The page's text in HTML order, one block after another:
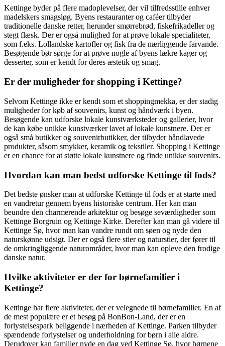
Kettinge byder på flere madoplevelser, der vil tilfredsstille enhver
madelskers smagsløg. Byens restauranter og caféer tilbyder
traditionelle danske retter, herunder smørrebrød, fiskefrikadeller og
stegt flæsk. Der er også mulighed for at prøve lokale specialiteter,
som f.eks. Lollandske kartofler og fisk fra de nærliggende farvande.
Besøgende bør sørge for at prøve nogle af byens lækre kager og
desserter, som er kendt for deres æstetik og smag.
Er der muligheder for shopping i Kettinge?
Selvom Kettinge ikke er kendt som et shoppingmekka, er der stadig
muligheder for køb af souvenirs, kunst og håndværk i byen.
Besøgende kan udforske lokale kunstværksteder og gallerier, hvor
de kan købe unikke kunstværker lavet af lokale kunstnere. Der er
også små butikker og souvenirbutikker, der tilbyder håndlavede
produkter, såsom smykker, keramik og tekstiler. Shopping i Kettinge
er en chance for at støtte lokale kunstnere og finde unikke souvenirs.
Hvordan kan man bedst udforske Kettinge til fods?
Det bedste ønsker man at udforske Kettinge til fods er at starte med
en vandretur gennem byens historiske centrum. Her kan man
beundre den charmerende arkitektur og besøge seværdigheder som
Kettinge Borgruin og Kettinge Kirke. Derefter kan man gå videre til
Kettinge Sø, hvor man kan vandre rundt om søen og nyde den
naturskønne udsigt. Der er også flere stier og naturstier, der fører til
de omkringliggende naturområder, hvor man kan opleve den frodige
danske natur.
Hvilke aktiviteter er der for børnefamilier i
Kettinge?
Kettinge har flere aktiviteter, der er velegnede til børnefamilier. En af
de mest populære er et besøg på BonBon-Land, der er en
forlystelsespark beliggende i nærheden af Kettinge. Parken tilbyder
spændende forlystelser og underholdning for børn i alle aldre.
Derudover kan familier nyde en dag ved Kettinge Sø, hvor børnene